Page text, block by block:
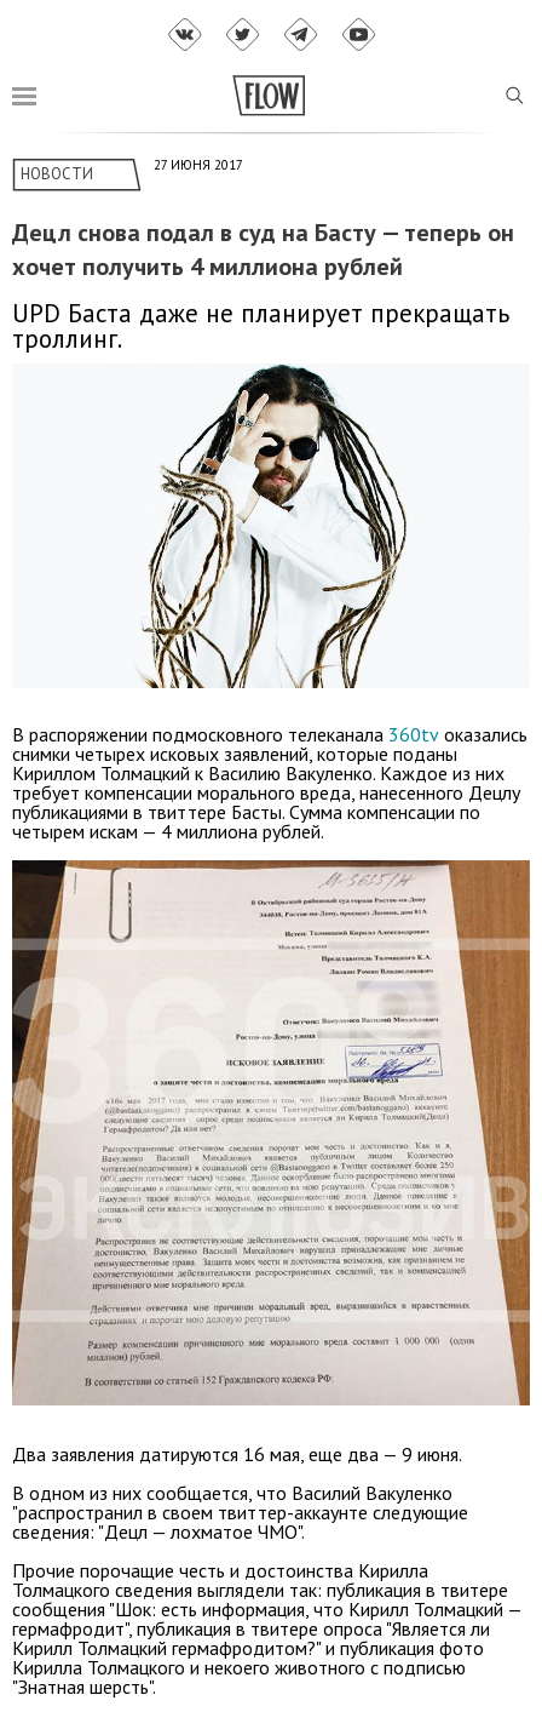
НОВОСТИ 27 ИЮНЯ 2017
Децл снова подал в суд на Басту — теперь он
хочет получить 4 миллиона рублей
UPD Баста даже не планирует прекращать
троллинг.
В распоряжении подмосковного телеканала 360tv оказались
снимки четырех исковых заявлений, которые поданы
Кириллом Толмацкий к Василию Вакуленко. Каждое из них
требует компенсации морального вреда, нанесенного Децлу
публикациями в твиттере Басты. Сумма компенсации по
четырем искам — 4 миллиона рублей.
Два заявления датируются 16 мая, еще два — 9 июня.
В одном из них сообщается, что Василий Вакуленко
"распространил в своем твиттер-аккаунте следующие
сведения: "Децл — лохматое ЧМО".
Прочие порочащие честь и достоинства Кирилла
Толмацкого сведения выглядели так: публикация в твитере
сообщения "Шок: есть информация, что Кирилл Толмацкий —
гермафродит", публикация в твитере опроса "Является ли
Кирилл Толмацкий гермафродитом?" и публикация фото
Кирилла Толмацкого и некоего животного с подписью
"Знатная шерсть".